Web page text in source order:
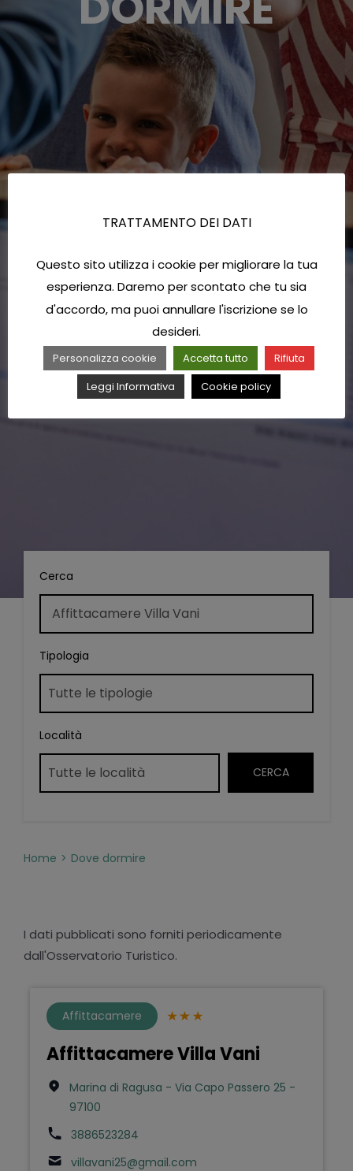
Cerca
Tipologia
Località
Home Dove dormire
I dati pubblicati sono forniti periodicamente
dall'Osservatorio Turistico.
Affittacamere
Affittacamere Villa Vani
Marina di Ragusa - Via Capo Passero 25 -
97100
3886523284
villavani25@gmail.com
TRATTAMENTO DEI DATI
Questo sito utilizza i cookie per migliorare la tua
esperienza. Daremo per scontato che tu sia
d'accordo, ma puoi annullare l'iscrizione se lo
desideri.
Personalizza cookie Accetta tutto
Rifiuta
Leggi Informativa
Cookie policy